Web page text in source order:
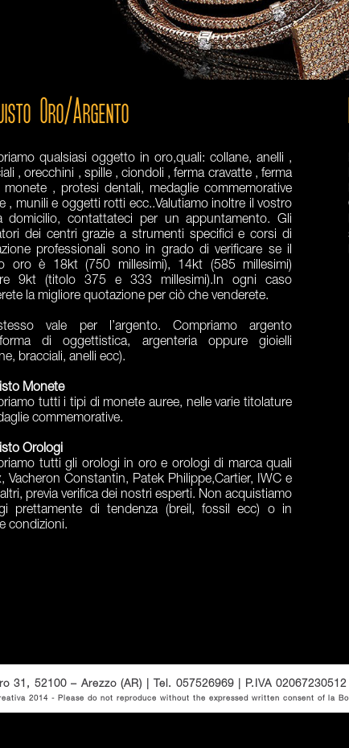
Oro/Argento
qualsiasi oggetto in oro,quali: collane, anelli ,
, orecchini , spille , ciondoli , ferma cravatte , ferma
monete , protesi dentali, medaglie commemorative
, munili e oggetti rotti ecc..Valutiamo inoltre il vostro
domicilio, contattateci per un appuntamento. Gli
dei centri grazie a strumenti specifici e corsi di
professionali sono in grado di verificare se il
oro è 18kt (750 millesimi), 14kt (585 millesimi)
9kt (titolo 375 e 333 millesimi).In ogni caso
la migliore quotazione per ciò che venderete.
vale per l’argento. Compriamo argento
di oggettistica, argenteria oppure gioielli
bracciali, anelli ecc).
Monete
tutti i tipi di monete auree, nelle varie titolature
commemorative.
Orologi
tutti gli orologi in oro e orologi di marca quali
Vacheron Constantin, Patek Philippe,Cartier, IWC e
previa verifica dei nostri esperti. Non acquistiamo
prettamente di tendenza (breil, fossil ecc) o in
condizioni.
31, 52100 – Arezzo (AR) | Tel. 057526969 | P.IVA
2014- Please do not reproduce without the expressed written consent of la